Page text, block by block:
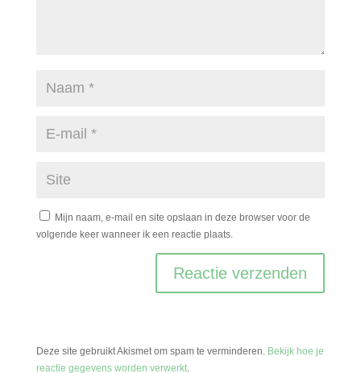
Mijn naam, e-mail en site opslaan in deze browser voor de
volgende keer wanneer ik een reactie plaats.
Deze site gebruikt Akismet om spam te verminderen. Bekijk hoe je
reactie gegevens worden verwerkt.